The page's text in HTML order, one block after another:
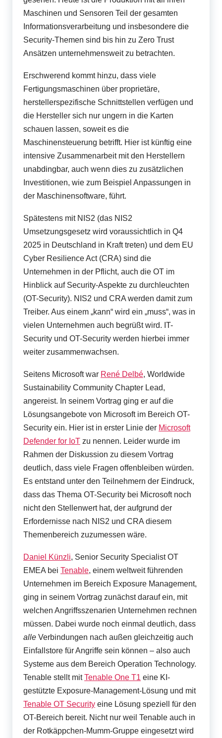
Maschinen und Sensoren Teil der gesamten
Informationsverarbeitung und insbesondere die
Security-Themen sind bis hin zu Zero Trust
Ansätzen unternehmensweit zu betrachten.
Erschwerend kommt hinzu, dass viele
Fertigungsmaschinen über proprietäre,
herstellerspezifische Schnittstellen verfügen und
die Hersteller sich nur ungern in die Karten
schauen lassen, soweit es die
Maschinensteuerung betrifft. Hier ist künftig eine
intensive Zusammenarbeit mit den Herstellern
unabdingbar, auch wenn dies zu zusätzlichen
Investitionen, wie zum Beispiel Anpassungen in
der Maschinensoftware, führt.
Spätestens mit NIS2 (das NIS2
Umsetzungsgesetz wird voraussichtlich in Q4
2025 in Deutschland in Kraft treten) und dem EU
Cyber Resilience Act (CRA) sind die
Unternehmen in der Pflicht, auch die OT im
Hinblick auf Security-Aspekte zu durchleuchten
(OT-Security). NIS2 und CRA werden damit zum
Treiber. Aus einem „kann“ wird ein „muss“, was in
vielen Unternehmen auch begrüßt wird. IT-
Security und OT-Security werden hierbei immer
weiter zusammenwachsen.
Seitens Microsoft war René Delbé, Worldwide
Sustainability Community Chapter Lead,
angereist. In seinem Vortrag ging er auf die
Lösungsangebote von Microsoft im Bereich OT-
Security ein. Hier ist in erster Linie der Microsoft
Defender for IoT zu nennen. Leider wurde im
Rahmen der Diskussion zu diesem Vortrag
deutlich, dass viele Fragen offenbleiben würden.
Es entstand unter den Teilnehmern der Eindruck,
dass das Thema OT-Security bei Microsoft noch
nicht den Stellenwert hat, der aufgrund der
Erfordernisse nach NIS2 und CRA diesem
Themenbereich zuzumessen wäre.
Daniel Künzli, Senior Security Specialist OT
EMEA bei Tenable, einem weltweit führenden
Unternehmen im Bereich Exposure Management,
ging in seinem Vortrag zunächst darauf ein, mit
welchen Angriffsszenarien Unternehmen rechnen
müssen. Dabei wurde noch einmal deutlich, dass
alle Verbindungen nach außen gleichzeitig auch
Einfallstore für Angriffe sein können – also auch
Systeme aus dem Bereich Operation Technology.
Tenable stellt mitTenable One T1 eine KI-
gestützte Exposure-Management-Lösung und mit
Tenable OT Security eine Lösung speziell für den
OT-Bereich bereit. Nicht nur weil Tenable auch in
der Rotkäppchen-Mumm-Gruppe eingesetzt wird